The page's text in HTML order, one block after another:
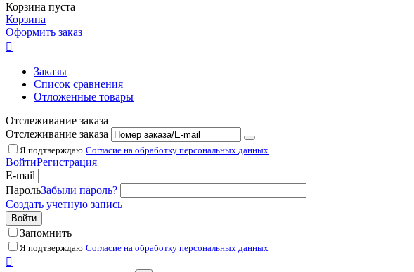
Корзина пуста
Корзина
Оформить заказ

Заказы
Список сравнения
Отложенные товары
Отслеживание заказа
Отслеживание заказа
Я подтверждаю Согласие на обработку персональных данных
ВойтиРегистрация
E-mail
ПарольЗабыли пароль?
Создать учетную запись
Войти
Запомнить
Я подтверждаю Согласие на обработку персональных данных
